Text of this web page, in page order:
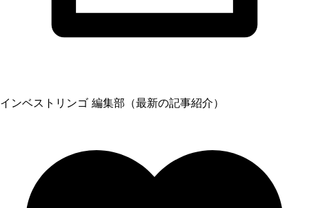
インベストリンゴ 編集部（最新の記事紹介）